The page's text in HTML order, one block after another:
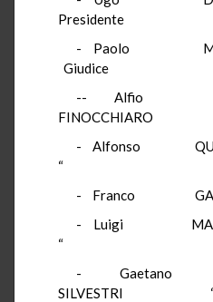
Presidente
- Paolo
Giudice
--
FINOCCHIARO
- Alfonso
“
- Franco
- Luigi
“
-
SILVESTRI